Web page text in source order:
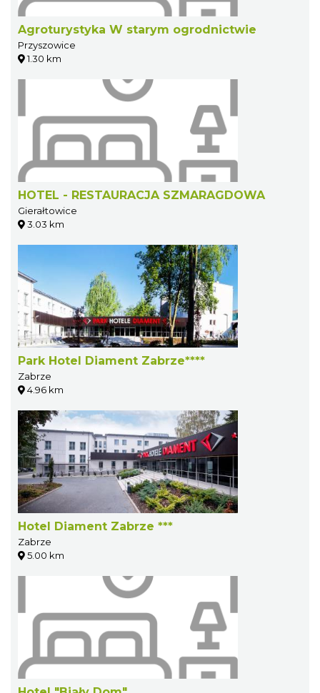
Agroturystyka W starym ogrodnictwie
Przyszowice
1.30 km
HOTEL - RESTAURACJA SZMARAGDOWA
Gierałtowice
3.03 km
Park Hotel Diament Zabrze****
Zabrze
4.96 km
Hotel Diament Zabrze ***
Zabrze
5.00 km